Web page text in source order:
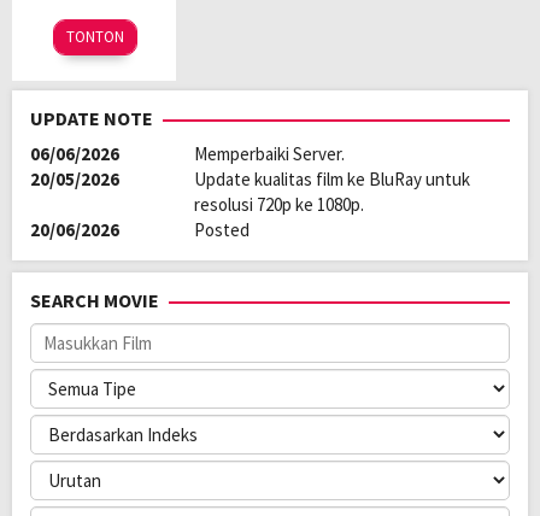
6
Nov
2025
Neven
Hitrec
TONTON
UPDATE NOTE
06/06/2026
Memperbaiki Server.
20/05/2026
Update kualitas film ke BluRay untuk
resolusi 720p ke 1080p.
20/06/2026
Posted
SEARCH MOVIE